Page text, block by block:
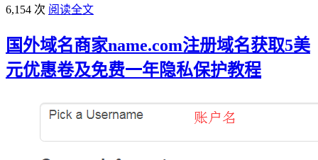
6,154 次 阅读全文
国外域名商家name.com注册域名获取5美
元优惠卷及免费一年隐私保护教程